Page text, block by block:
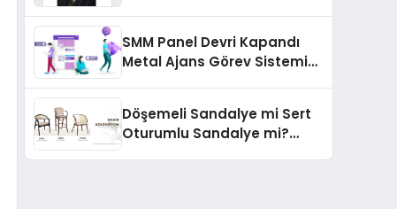
SMM Panel Devri Kapandı
Metal Ajans Görev Sistemi
Döşemeli Sandalye mi Sert
Oturumlu Sandalye mi?